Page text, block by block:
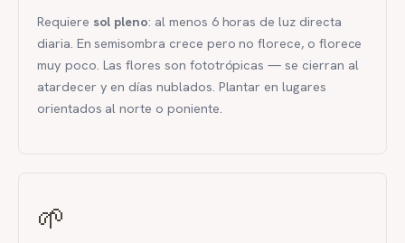
Requiere sol pleno: al menos 6 horas de luz directa
diaria. En semisombra crece pero no florece, o florece
muy poco. Las flores son fototrópicas — se cierran al
atardecer y en días nublados. Plantar en lugares
orientados al norte o poniente.
🌱